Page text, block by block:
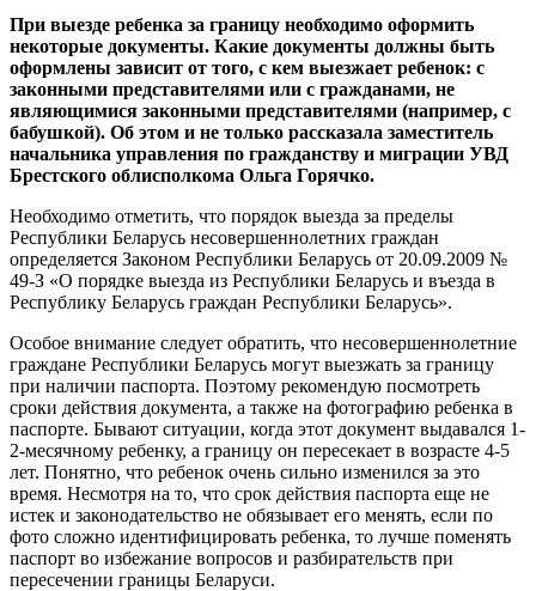
При выезде ребенка за границу необходимо оформить
некоторые документы. Какие документы должны быть
оформлены зависит от того, с кем выезжает ребенок: с
законными представителями или с гражданами, не
являющимися законными представителями (например, с
бабушкой). Об этом и не только рассказала заместитель
начальника управления по гражданству и миграции УВД
Брестского облисполкома Ольга Горячко.
Необходимо отметить, что порядок выезда за пределы
Республики Беларусь несовершеннолетних граждан
определяется Законом Республики Беларусь от 20.09.2009 №
49-З «О порядке выезда из Республики Беларусь и въезда в
Республику Беларусь граждан Республики Беларусь».
Особое внимание следует обратить, что несовершеннолетние
граждане Республики Беларусь могут выезжать за границу
при наличии паспорта. Поэтому рекомендую посмотреть
сроки действия документа, а также на фотографию ребенка в
паспорте. Бывают ситуации, когда этот документ выдавался 1-
2-месячному ребенку, а границу он пересекает в возрасте 4-5
лет. Понятно, что ребенок очень сильно изменился за это
время. Несмотря на то, что срок действия паспорта еще не
истек и законодательство не обязывает его менять, если по
фото сложно идентифицировать ребенка, то лучше поменять
паспорт во избежание вопросов и разбирательств при
пересечении границы Беларуси.